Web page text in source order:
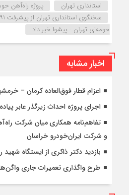
استانداری تهران پروژه راه‌آهن
حومه‌ای تهران - پیشوا خبر داد
اخبار مشابه
اعزام قطار فوق‌العاده کرمان –
اجرای پروژه احداث زیرگذر عابر
تفاهم‌نامه همکاری میان شرکت
و شرکت ایران‌خودرو خراسان
بازدید دکتر ذاکری از ایستگاه
طرح واگذاری تعمیرات جاری